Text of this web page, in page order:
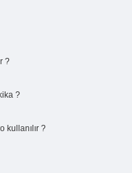
?
?
kullanılır ?